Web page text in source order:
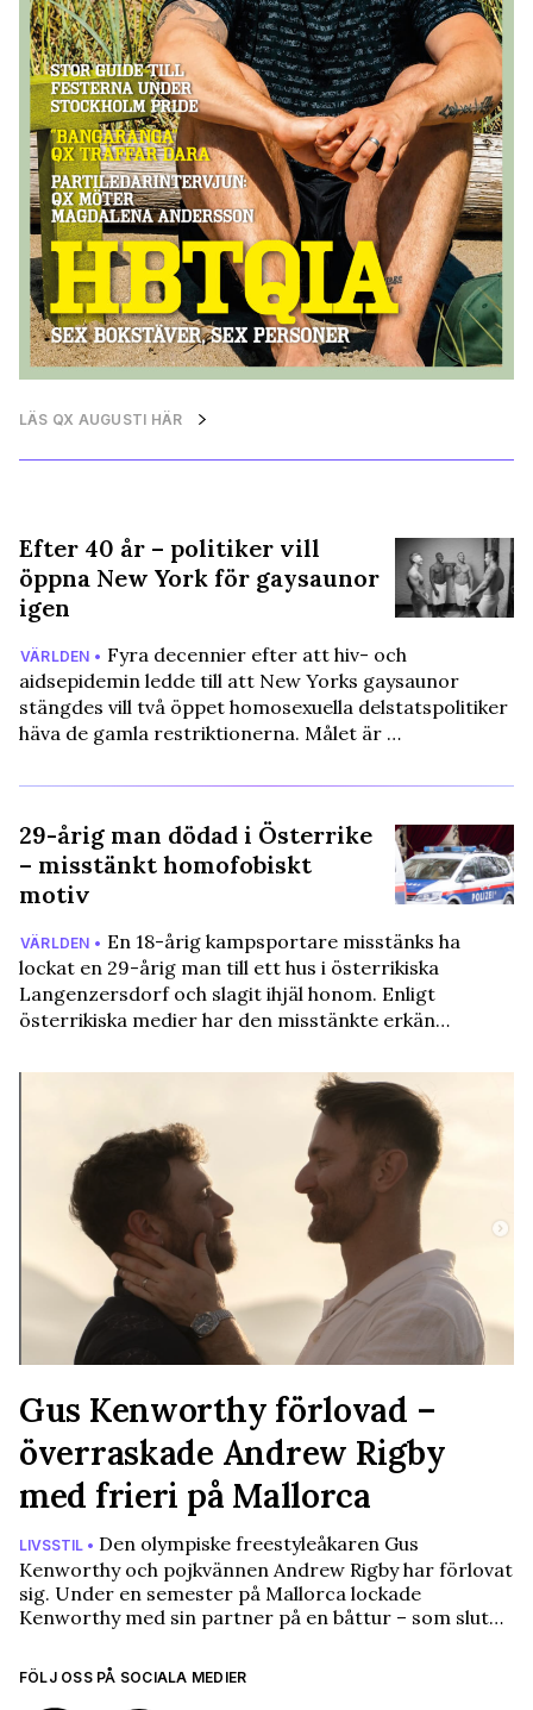
LÄS QX AUGUSTI HÄR
Efter 40 år – politiker vill
öppna New York för gaysaunor
igen
VÄRLDEN • Fyra decennier efter att hiv- och
aidsepidemin ledde till att New Yorks gaysaunor
stängdes vill två öppet homosexuella delstatspolitiker
häva de gamla restriktionerna. Målet är …
29-årig man dödad i Österrike
– misstänkt homofobiskt
motiv
VÄRLDEN • En 18-årig kampsportare misstänks ha
lockat en 29-årig man till ett hus i österrikiska
Langenzersdorf och slagit ihjäl honom. Enligt
österrikiska medier har den misstänkte erkän…
Gus Kenworthy förlovad –
överraskade Andrew Rigby
med frieri på Mallorca
LIVSSTIL • Den olympiske freestyleåkaren Gus
Kenworthy och pojkvännen Andrew Rigby har förlovat
sig. Under en semester på Mallorca lockade
Kenworthy med sin partner på en båttur – som slut…
FÖLJ OSS PÅ SOCIALA MEDIER